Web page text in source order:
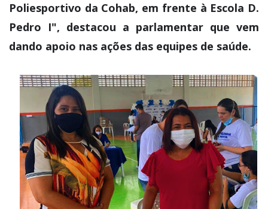
Poliesportivo da Cohab, em frente à Escola D.
Pedro I", destacou a parlamentar que vem
dando apoio nas ações das equipes de saúde.